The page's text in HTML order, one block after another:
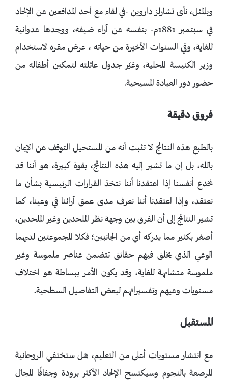
وبالمثل، نأى تشارلز داروين -في لقاء مع أحد المدافعين عن الإلحاد
في سبتمبر 1881م- بنفسه عن آراء ضيفه، ووجدها عدوانية
للغاية، وفي السنوات الأخيرة من حياته ، عرض مقره لاستخدام
وزير الكنيسة المحلية، وغيّر جدول عائلته لتمكين أطفاله من
حضور دور العبادة المسيحية.
فروق دقيقة
بالطبع هذه النتائج لا تثبت أنه من المستحيل التوقف عن الإيمان
بالله، بل إن ما تشير إليه هذه النتائج، بقوة كبيرة، هو أننا قد
نخدع أنفسنا إذا اعتقدنا أننا نتخذ القرارات الرئيسية بشأن ما
نعتقد، وإذا اعتقدنا أننا نعرف مدى عمق آرائنا في وعينا، كما
تشير النتائج إلى أن الفرق بين وجهة نظر الملحدين وغير الملحدين،
أصغر بكثير مما يدركه أي من الجانبين؛ فكلا المجموعتين لديهما
الوعي الذي يخلق فيهم حقائق تتضمن عناصر ملموسة وغير
ملموسة متشابهة للغاية، وقد يكون الأمر ببساطة هو اختلاف
مستويات وعيهم وتفسيراتهم لبعض التفاصيل السطحية.
المستقبل
مع انتشار مستويات أعلى من التعليم، هل ستختفي الروحانية
المرصعة بالنجوم وسيكتسح الإلحاد الأكثر برودة وجفافًا المجال